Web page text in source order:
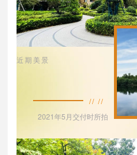
近期美景
// //
2021年5月交付时所拍